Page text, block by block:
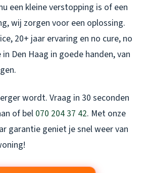
een kleine verstopping is of een
wij zorgen voor een oplossing.
20+ jaar ervaring en no cure, no
Den Haag in goede handen, van
wordt. Vraag in 30 seconden
of bel 070 204 37 42. Met onze
garantie geniet je snel weer van